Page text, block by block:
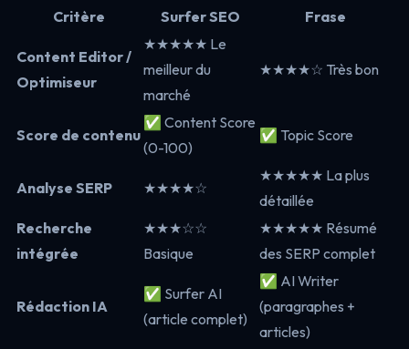
Critère Surfer SEO Frase
Content Editor /
Optimiseur
★★★★★ Le
meilleur du
marché
★★★★☆ Très bon
Score de contenu
✅ Content Score
(0-100)
✅ Topic Score
Analyse SERP ★★★★☆
★★★★★ La plus
détaillée
Recherche
intégrée
★★★☆☆
Basique
★★★★★ Résumé
des SERP complet
Rédaction IA
✅ Surfer AI
(article complet)
✅ AI Writer
(paragraphes +
articles)